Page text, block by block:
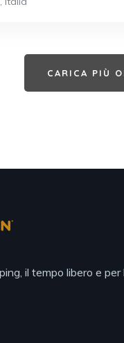
CARICA PIÙ
il tempo libero e